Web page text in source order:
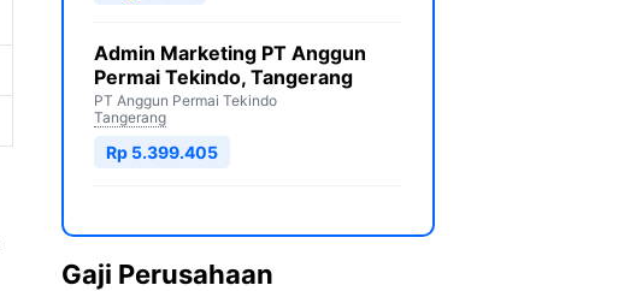
Admin Marketing PT Anggun
Permai Tekindo, Tangerang
PT Anggun Permai Tekindo
Tangerang
Rp 5.399.405
Gaji Perusahaan